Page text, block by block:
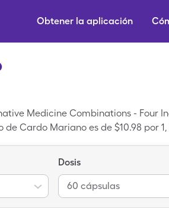
Obtener la aplicación
Medicine Combinations - Four
Cardo Mariano es de $10.98 por
Dosis
60 cápsulas